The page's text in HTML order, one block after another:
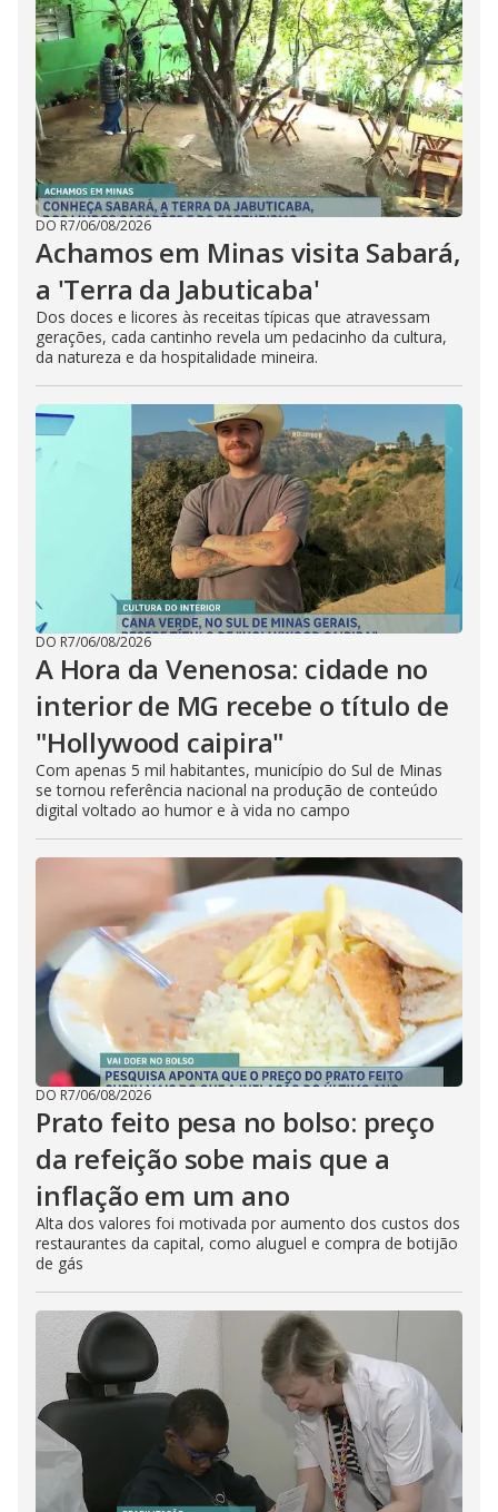
DO R7/06/08/2026
Achamos em Minas visita Sabará,
a 'Terra da Jabuticaba'
Dos doces e licores às receitas típicas que atravessam
gerações, cada cantinho revela um pedacinho da cultura,
da natureza e da hospitalidade mineira.
DO R7/06/08/2026
A Hora da Venenosa: cidade no
interior de MG recebe o título de
"Hollywood caipira"
Com apenas 5 mil habitantes, município do Sul de Minas
se tornou referência nacional na produção de conteúdo
digital voltado ao humor e à vida no campo
DO R7/06/08/2026
Prato feito pesa no bolso: preço
da refeição sobe mais que a
inflação em um ano
Alta dos valores foi motivada por aumento dos custos dos
restaurantes da capital, como aluguel e compra de botijão
de gás